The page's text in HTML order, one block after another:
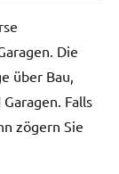
Die
über Bau,
Falls
zögern Sie